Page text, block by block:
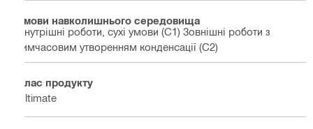
Умови навколишнього середовища
Внутрішні роботи, сухі умови (C1) Зовнішні роботи з
тимчасовим утворенням конденсації (C2)
Клас продукту
Ultimate